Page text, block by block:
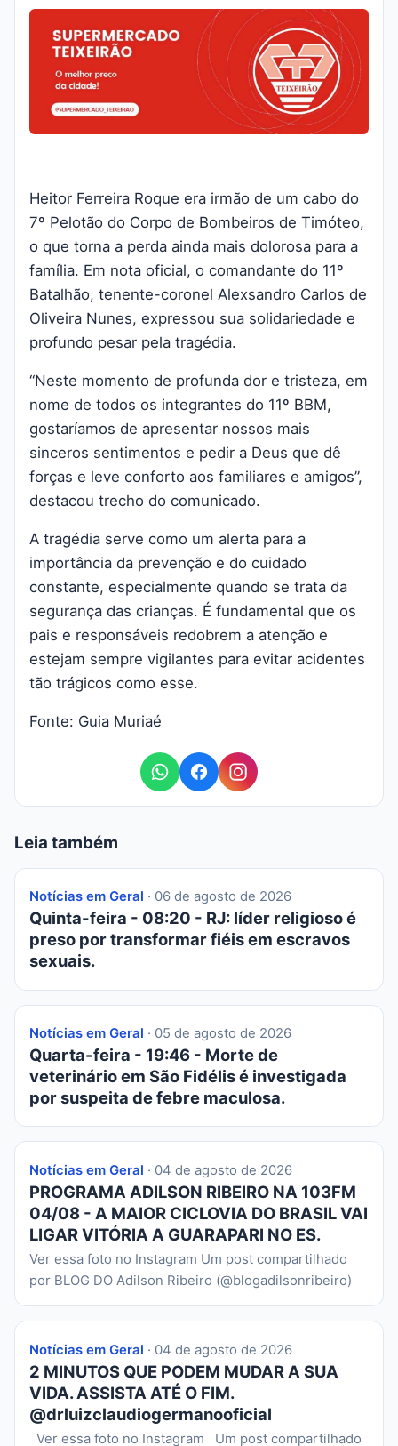
Heitor Ferreira Roque era irmão de um cabo do
7º Pelotão do Corpo de Bombeiros de Timóteo,
o que torna a perda ainda mais dolorosa para a
família. Em nota oficial, o comandante do 11º
Batalhão, tenente-coronel Alexsandro Carlos de
Oliveira Nunes, expressou sua solidariedade e
profundo pesar pela tragédia.
“Neste momento de profunda dor e tristeza, em
nome de todos os integrantes do 11º BBM,
gostaríamos de apresentar nossos mais
sinceros sentimentos e pedir a Deus que dê
forças e leve conforto aos familiares e amigos”,
destacou trecho do comunicado.
A tragédia serve como um alerta para a
importância da prevenção e do cuidado
constante, especialmente quando se trata da
segurança das crianças. É fundamental que os
pais e responsáveis redobrem a atenção e
estejam sempre vigilantes para evitar acidentes
tão trágicos como esse.
Fonte: Guia Muriaé
Leia também
Notícias em Geral · 06 de agosto de 2026
Quinta-feira - 08:20 - RJ: líder religioso é
preso por transformar fiéis em escravos
sexuais.
Notícias em Geral · 05 de agosto de 2026
Quarta-feira - 19:46 - Morte de
veterinário em São Fidélis é investigada
por suspeita de febre maculosa.
Notícias em Geral · 04 de agosto de 2026
PROGRAMA ADILSON RIBEIRO NA 103FM
04/08 - A MAIOR CICLOVIA DO BRASIL VAI
LIGAR VITÓRIA A GUARAPARI NO ES.
Ver essa foto no Instagram Um post compartilhado
por BLOG DO Adilson Ribeiro (@blogadilsonribeiro)
Notícias em Geral · 04 de agosto de 2026
2 MINUTOS QUE PODEM MUDAR A SUA
VIDA. ASSISTA ATÉ O FIM.
@drluizclaudiogermanooficial
Ver essa foto no Instagram Um post compartilhado